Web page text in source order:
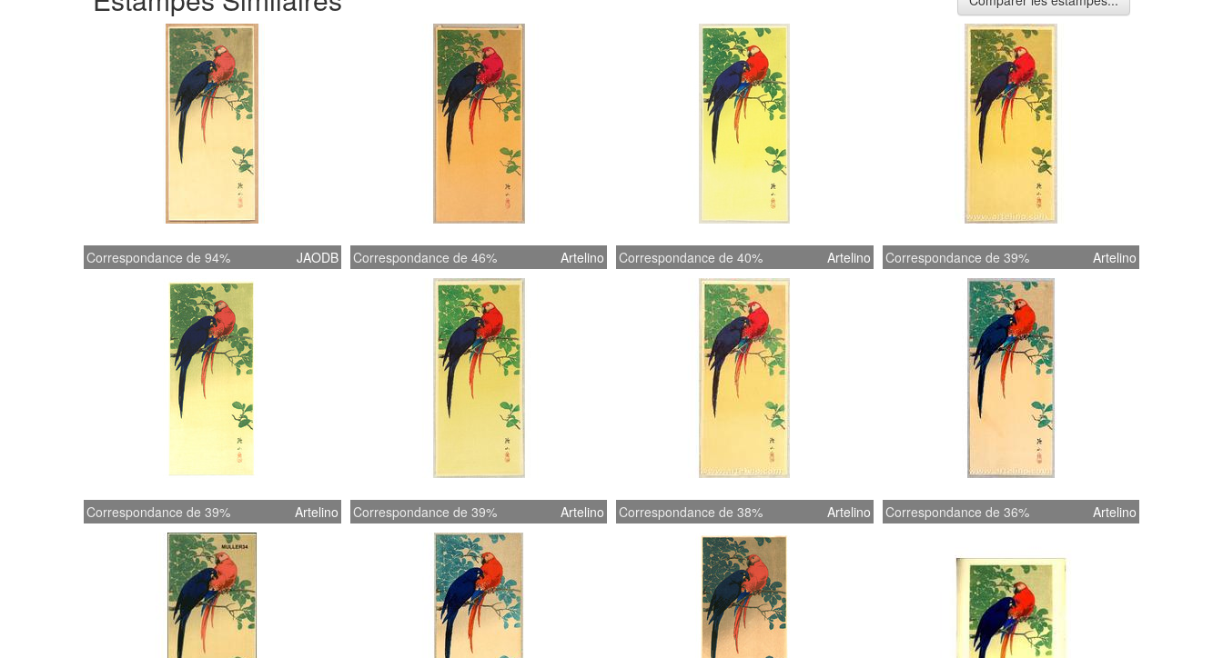
Correspondance de 94% JAODB Correspondance de 46% Artelino Correspondance de 40% Artelino Correspondance de 39% Artelino
Correspondance de 39% Artelino Correspondance de 39% Artelino Correspondance de 38% Artelino Correspondance de 36% Artelino